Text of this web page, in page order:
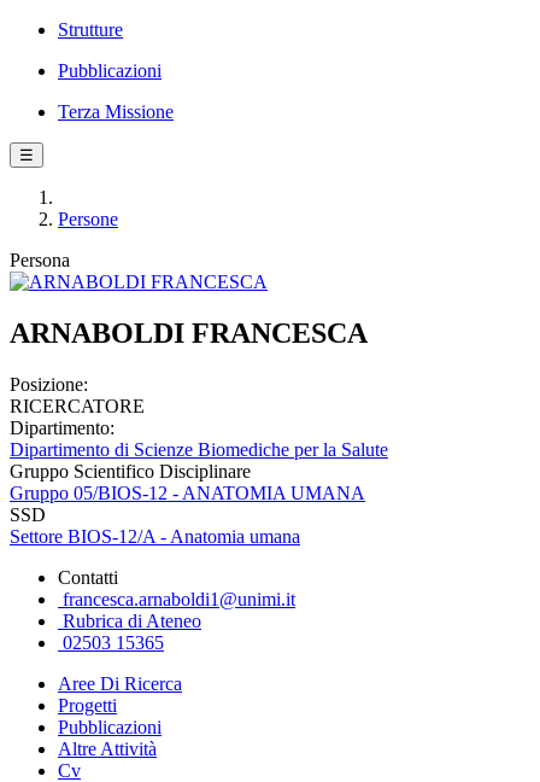
Strutture
Pubblicazioni
Terza Missione
☰
Persone
Persona
ARNABOLDI FRANCESCA
Posizione:
RICERCATORE
Dipartimento:
Dipartimento di Scienze Biomediche per la Salute
Gruppo Scientifico Disciplinare
Gruppo 05/BIOS-12 - ANATOMIA UMANA
SSD
Settore BIOS-12/A - Anatomia umana
Contatti
francesca.arnaboldi1@unimi.it
Rubrica di Ateneo
02503 15365
Aree Di Ricerca
Progetti
Pubblicazioni
Altre Attività
Cv